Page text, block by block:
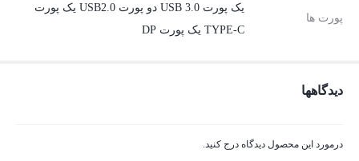
پورت ها
یک پورت USB 3.0 دو پورت USB2.0 یک پورت
TYPE-C یک پورت DP
دیدگاهها
درمورد این محصول دیدگاه درج کنید.